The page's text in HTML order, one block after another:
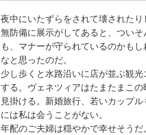
夜中にいたずらをされて壊されたり
無防備に展示がしてあると、つい
も、マナーが守られているのかも
なと思ったのだ。
少し歩くと水路沿いに店が並ぶ観
する。ヴェネツィアはたまたまこ
見掛ける。新婚旅行、若いカップ
には私は会うことがない。
年配のご夫婦は穏やかで幸せそう